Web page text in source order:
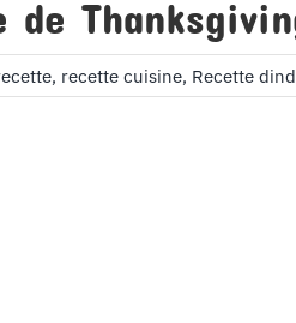
, recette cuisine, Recette